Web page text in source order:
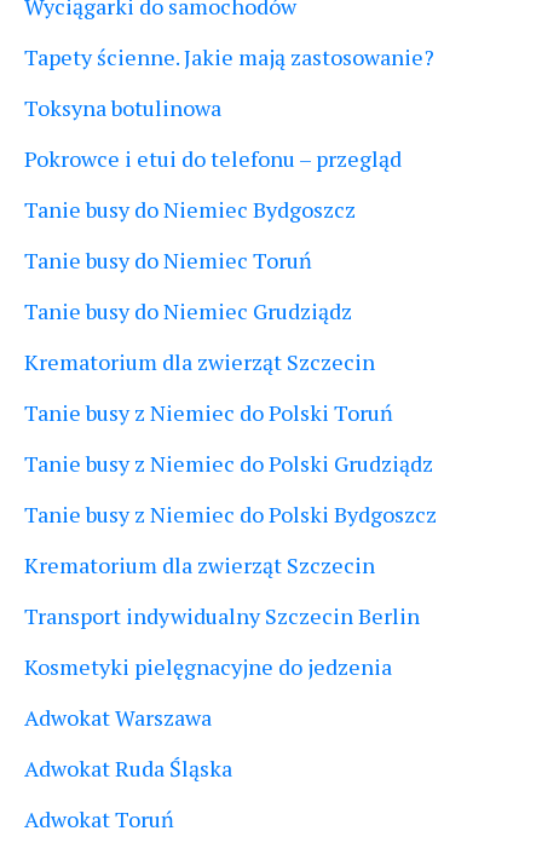
Wyciągarki do samochodów
Tapety ścienne. Jakie mają zastosowanie?
Toksyna botulinowa
Pokrowce i etui do telefonu – przegląd
Tanie busy do Niemiec Bydgoszcz
Tanie busy do Niemiec Toruń
Tanie busy do Niemiec Grudziądz
Krematorium dla zwierząt Szczecin
Tanie busy z Niemiec do Polski Toruń
Tanie busy z Niemiec do Polski Grudziądz
Tanie busy z Niemiec do Polski Bydgoszcz
Krematorium dla zwierząt Szczecin
Transport indywidualny Szczecin Berlin
Kosmetyki pielęgnacyjne do jedzenia
Adwokat Warszawa
Adwokat Ruda Śląska
Adwokat Toruń